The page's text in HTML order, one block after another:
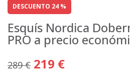
DESCUENTO 24 %
Esquís Nordica
PRO a precio
289 € 219 €